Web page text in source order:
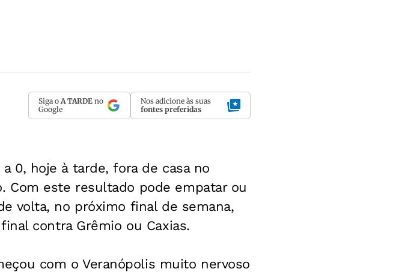
Siga o A TARDE no
Google
Nos adicione às suas
fontes preferidas
0, hoje à tarde, fora de casa no
Com este resultado pode empatar ou
volta, no próximo final de semana,
contra Grêmio ou Caxias.
com o Veranópolis muito nervoso